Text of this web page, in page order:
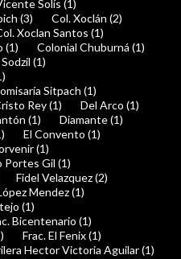
Solís (1)
(3)
Col. Xoclán (2)
Xoclan Santos (1)
(1)
Colonial Chuburná (1)
(1)
Sitpach (1)
Rey (1)
Del Arco (1)
(1)
Diamante (1)
El Convento (1)
(1)
Portes Gil (1)
Fidel Velazquez (2)
Mendez (1)
(1)
Bicentenario (1)
Frac. El Fenix (1)
Hector Victoria Aguilar (1)